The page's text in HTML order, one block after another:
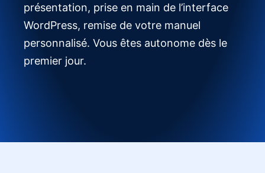
présentation, prise en main de l’interface
WordPress, remise de votre manuel
personnalisé. Vous êtes autonome dès le
premier jour.